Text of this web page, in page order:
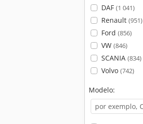
DAF (1 041)
Renault (951)
Ford (856)
VW (846)
SCANIA (834)
Volvo (742)
Modelo: